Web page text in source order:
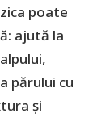
poate
ajută la
părului cu
și